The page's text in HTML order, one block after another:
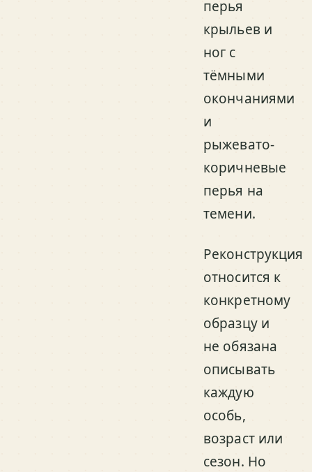
перья
крыльев и
ног с
тёмными
окончаниями
и
рыжевато-
коричневые
перья на
темени.
Реконструкция
относится к
конкретному
образцу и
не обязана
описывать
каждую
особь,
возраст или
сезон. Но